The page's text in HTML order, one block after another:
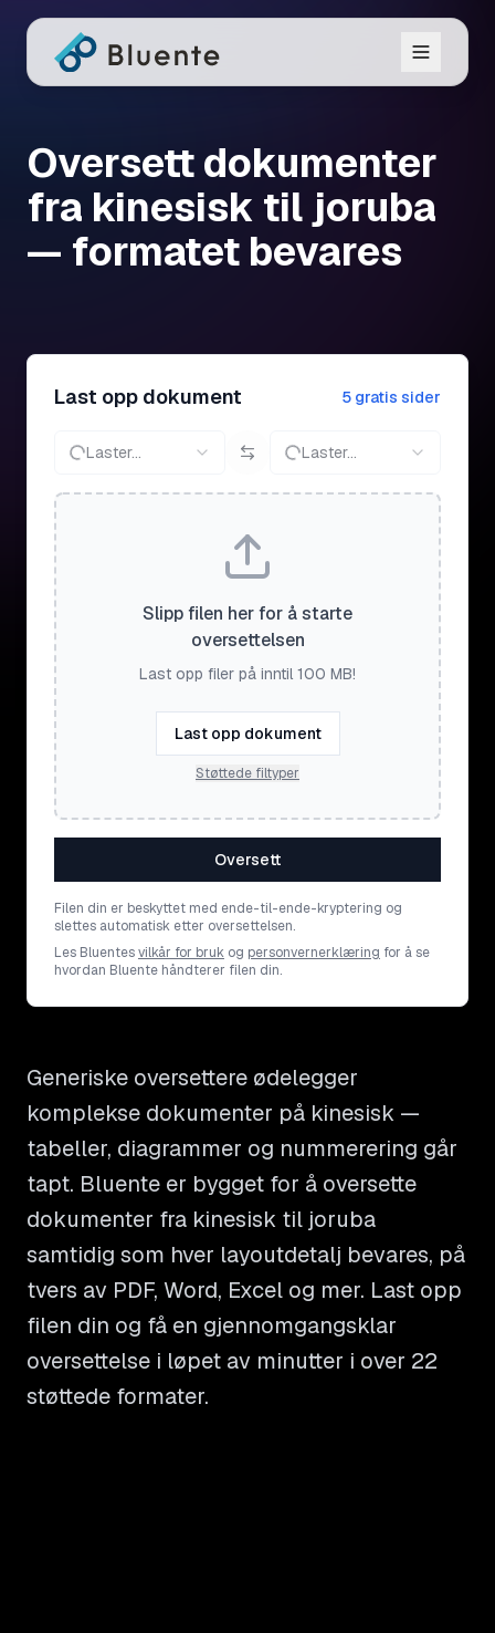
Oversett dokumenter
fra kinesisk til joruba
— formatet bevares
Last opp dokument 5 gratis sider
Laster... Laster...
Slipp filen her for å starte
oversettelsen
Last opp filer på inntil 100 MB!
Last opp dokument
Støttede filtyper
Oversett
Filen din er beskyttet med ende-til-ende-kryptering og
slettes automatisk etter oversettelsen.
Les Bluentesvilkår for bruk og personvernerklæring for å se
hvordan Bluente håndterer filen din.
Generiske oversettere ødelegger
komplekse dokumenter på kinesisk —
tabeller, diagrammer og nummerering går
tapt. Bluente er bygget for å oversette
dokumenter fra kinesisk til joruba
samtidig som hver layoutdetalj bevares, på
tvers av PDF, Word, Excel og mer. Last opp
filen din og få en gjennomgangsklar
oversettelse i løpet av minutter i over 22
støttede formater.